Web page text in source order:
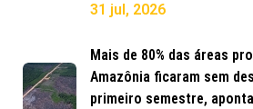
31 jul, 2026
Mais de 80% das áreas
Amazônia ficaram sem
primeiro semestre,